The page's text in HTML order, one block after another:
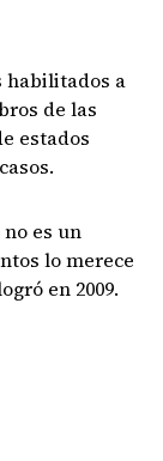
habilitados a
de las
estados
es un
lo merece
en 2009.